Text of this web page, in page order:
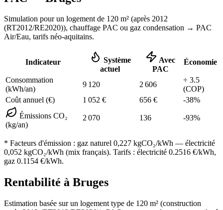
Simulation pour un logement de 120 m² (après 2012
(RT2012/RE2020)), chauffage PAC ou gaz condensation → PAC
Air/Eau, tarifs néo-aquitains.
Indicateur
Système
actuel
Avec
PAC
Économie
Consommation
(kWh/an)
9 120 2 606
÷ 3.5
(COP)
Coût annuel (€)
1 052 € 656 € -38%
Émissions CO₂
(kg/an)
2 070 136 -93%
* Facteurs d'émission : gaz naturel 0,227 kgCO₂/kWh — électricité
0,052 kgCO₂/kWh (mix français). Tarifs : électricité 0.2516 €/kWh,
gaz 0.1154 €/kWh.
Rentabilité à Bruges
Estimation basée sur un logement type de 120 m² (construction